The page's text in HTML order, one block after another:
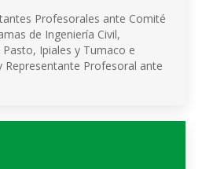
Profesorales ante Comité
de Ingeniería Civil,
Ipiales y Tumaco e
Representante Profesoral ante